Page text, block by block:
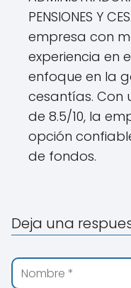
PENSIONES Y
empresa con
experiencia en
enfoque en la
cesantías. Con
de 8.5/10, la
opción
de fondos.
Deja una